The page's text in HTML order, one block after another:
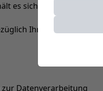
es sich vor, im Falle
Ihrer Daten,
Datenverarbeitung